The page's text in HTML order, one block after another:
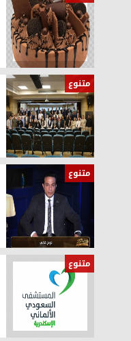
متنوع
متنوع
متنوع